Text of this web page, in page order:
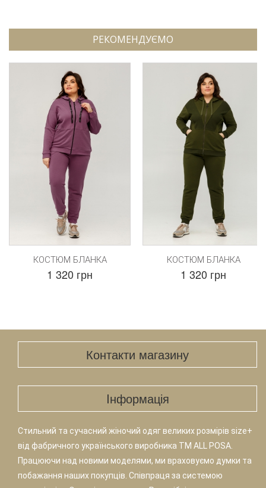
РЕКОМЕНДУЄМО
КОСТЮМ БЛАНКА
1 320 грн
КОСТЮМ БЛАНКА
1 320 грн
Контакти магазину
Iнформація
Стильний та сучасний жіночий одяг великих розмірів size+
від фабричного українського виробника TM ALL POSA.
Працюючи над новими моделями, ми враховуємо думки та
побажання наших покупців. Співпраця за системою